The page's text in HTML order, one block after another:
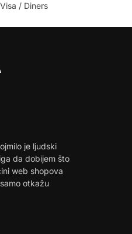
/ Diners
je ljudski
da dobijem što
web shopova
otkažu